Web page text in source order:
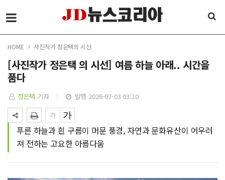
HOME 사진작가 정은택의 시선
[사진작가 정은택 의 시선] 여름 하늘 아래.. 시간을
품다
정은택 기자 발행 2026-07-03 03:10
푸른 하늘과 흰 구름이 머문 풍경, 자연과 문화유산이 어우러
져 전하는 고요한 아름다움